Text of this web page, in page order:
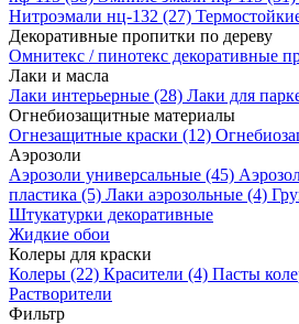
Нитроэмали нц-132 (27)
Декоративные пропитки по дереву
Омнитекс / пинотекс декоративные
Лаки и масла
Лаки интерьерные (28) Лаки для
Огнебиозащитные материалы
Огнезащитные краски (12)
Аэрозоли
Аэрозоли универсальные (45)
пластика (5) Лаки аэрозольные (4)
Штукатурки декоративные
Жидкие обои
Колеры для краски
Колеры (22) Красители (4) Пасты
Растворители
Фильтр